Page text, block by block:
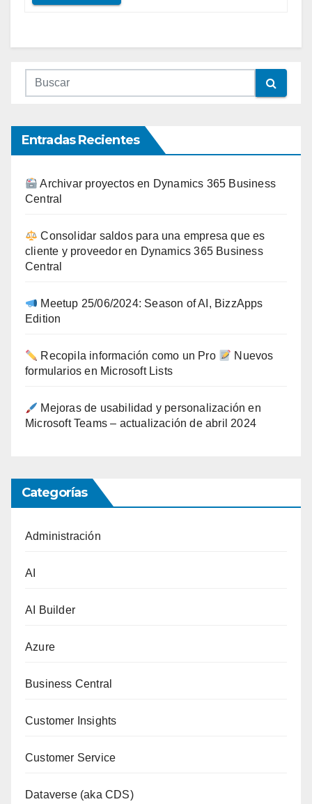
Entradas Recientes
Archivar proyectos en Dynamics 365 Business
Central
Consolidar saldos para una empresa que es
cliente y proveedor en Dynamics 365 Business
Central
Meetup 25/06/2024: Season of AI, BizzApps
Edition
Recopila información como un Pro
Nuevos
formularios en Microsoft Lists
Mejoras de usabilidad y personalización en
Microsoft Teams – actualización de abril 2024
Categorías
Administración
AI
AI Builder
Azure
Business Central
Customer Insights
Customer Service
Dataverse (aka CDS)